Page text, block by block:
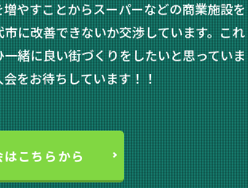
やすことからスーパーなどの商業施設を
に改善できないか交渉しています。これ
緒に良い街づくりをしたいと思っていま
をお待ちしています！！
はこちらから